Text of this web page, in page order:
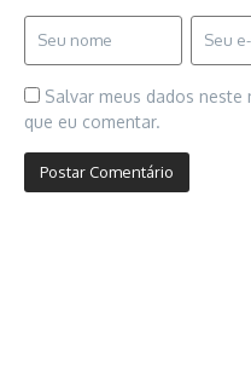
Salvar meus dados neste
que eu comentar.